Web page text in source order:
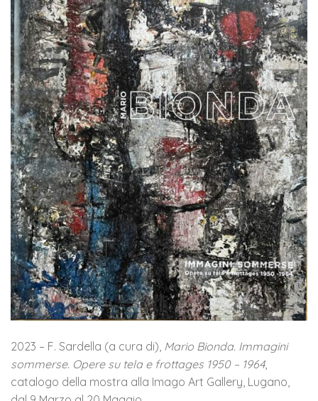
2023 – F. Sardella (a cura di), Mario Bionda. Immagini
sommerse. Opere su tela e frottages 1950 – 1964,
catalogo della mostra alla Imago Art Gallery, Lugano,